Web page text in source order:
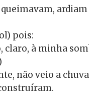
ardiam
pois:
claro, à minha
não veio a chuva.